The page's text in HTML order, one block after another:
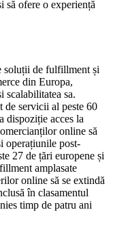
să ofere o experiență
soluții de fulfillment și
din Europa,
scalabilitatea sa.
de servicii al peste 60
dispoziție acces la
online să
operațiunile post-
27 de țări europene și
amplasate
online să se extindă
în clasamentul
timp de patru ani